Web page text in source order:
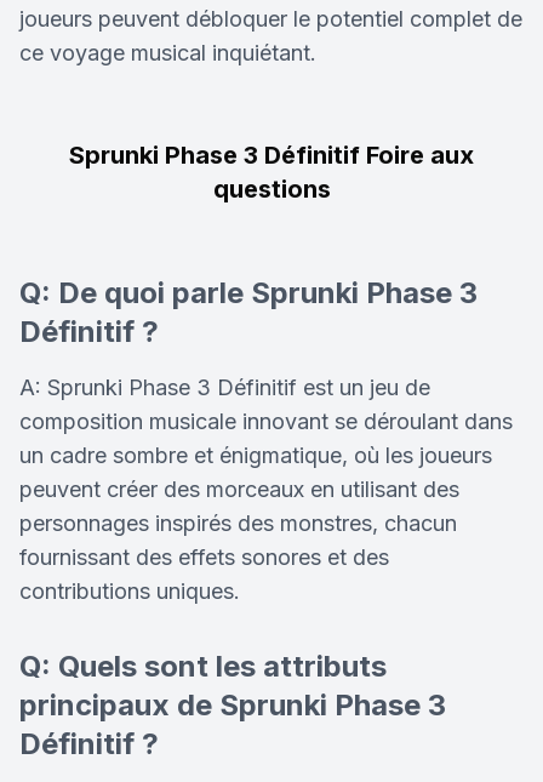
joueurs peuvent débloquer le potentiel complet de
ce voyage musical inquiétant.
Sprunki Phase 3 Définitif Foire aux
questions
Q: De quoi parle Sprunki Phase 3
Définitif ?
A: Sprunki Phase 3 Définitif est un jeu de
composition musicale innovant se déroulant dans
un cadre sombre et énigmatique, où les joueurs
peuvent créer des morceaux en utilisant des
personnages inspirés des monstres, chacun
fournissant des effets sonores et des
contributions uniques.
Q: Quels sont les attributs
principaux de Sprunki Phase 3
Définitif ?